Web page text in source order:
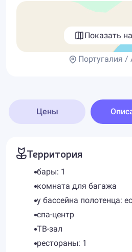
Показать
Португалия /
Цены
Территория
бары: 1
комната для багажа
у бассейна полотенца:
спа-центр
ТВ-зал
рестораны: 1